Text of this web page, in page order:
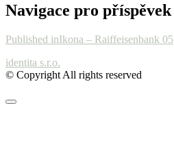
Navigace pro příspěvek
Published inIkona – Raiffeisenbank 05
identita s.r.o.
© Copyright All rights reserved